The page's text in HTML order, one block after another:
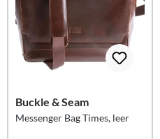
Buckle & Seam
Messenger Bag Times, leer